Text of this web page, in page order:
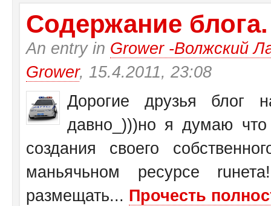
Содержание блога.
An entry in Grower -Волжский
Grower, 15.4.2011, 23:08
Дорогие друзья блог
давно_)))но я думаю
создания своего
маньячьном ресурсе
размещать... Прочесть